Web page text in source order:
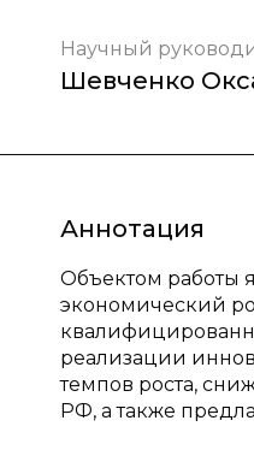
Научный
Шевченко
Аннотация
Объектом работы
экономический
реализации
темпов роста,
РФ, а также